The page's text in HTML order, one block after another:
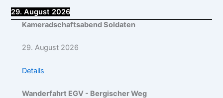
29. August 2026
Kameradschaftsabend Soldaten
29. August 2026
Details
Wanderfahrt EGV - Bergischer Weg